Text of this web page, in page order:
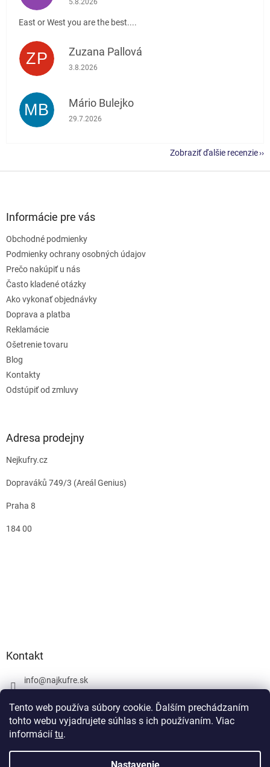
Tento web používa súbory cookie. Ďalším prechádzaním
tohto webu vyjadrujete súhlas s ich používaním. Viac
informácií tu.
5.8.2026
East or West you are the best....
ZP Zuzana Pallová
Hodnotenie obchodu je 5 z 5 hviezdičiek.
3.8.2026
MB Mário Bulejko
Hodnotenie obchodu je 5 z 5 hviezdičiek.
29.7.2026
Zobraziť ďalšie recenzie
Informácie pre vás
Obchodné podmienky
Podmienky ochrany osobných údajov
Prečo nakúpiť u nás
Často kladené otázky
Ako vykonať objednávky
Doprava a platba
Reklamácie
Ošetrenie tovaru
Blog
Kontakty
Odstúpiť od zmluvy
Adresa prodejny
Nejkufry.cz
Dopraváků 749/3 (Areál Genius)
Praha 8
184 00
Kontakt
info@najkufre.sk
Facebook